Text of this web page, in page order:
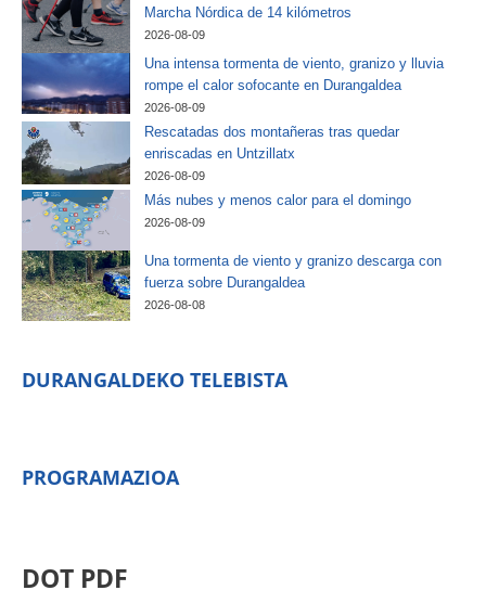
Marcha Nórdica de 14 kilómetros
2026-08-09
Una intensa tormenta de viento, granizo y lluvia
rompe el calor sofocante en Durangaldea
2026-08-09
Rescatadas dos montañeras tras quedar
enriscadas en Untzillatx
2026-08-09
Más nubes y menos calor para el domingo
2026-08-09
Una tormenta de viento y granizo descarga con
fuerza sobre Durangaldea
2026-08-08
DURANGALDEKO TELEBISTA
PROGRAMAZIOA
DOT PDF